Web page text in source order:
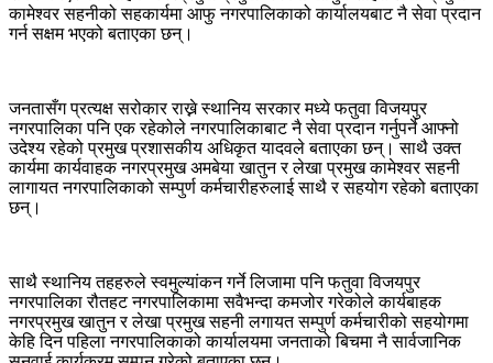
कामेश्वर सहनीको सहकार्यमा आफु नगरपालिकाको कार्यालयबाट नै सेवा प्रदान
गर्न सक्षम भएको बताएका छन्।
जनतासँग प्रत्यक्ष सरोकार राख्ने स्थानिय सरकार मध्ये फतुवा विजयपुर
नगरपालिका पनि एक रहेकोले नगरपालिकाबाट नै सेवा प्रदान गर्नुपर्ने आफ्नो
उदेश्य रहेको प्रमुख प्रशासकीय अधिकृत यादवले बताएका छन्। साथै उक्त
कार्यमा कार्यवाहक नगरप्रमुख अमबेया खातुन र लेखा प्रमुख कामेश्वर सहनी
लागायत नगरपालिकाको सम्पुर्ण कर्मचारीहरुलाई साथै र सहयोग रहेको बताएका
छन्।
साथै स्थानिय तहहरुले स्वमुल्यांकन गर्ने लिजामा पनि फतुवा विजयपुर
नगरपालिका रौतहट नगरपालिकामा सवैभन्दा कमजोर गरेकोले कार्यबाहक
नगरप्रमुख खातुन र लेखा प्रमुख सहनी लगायत सम्पुर्ण कर्मचारीको सहयोगमा
केहि दिन पहिला नगरपालिकाको कार्यालयमा जनताको बिचमा नै सार्वजानिक